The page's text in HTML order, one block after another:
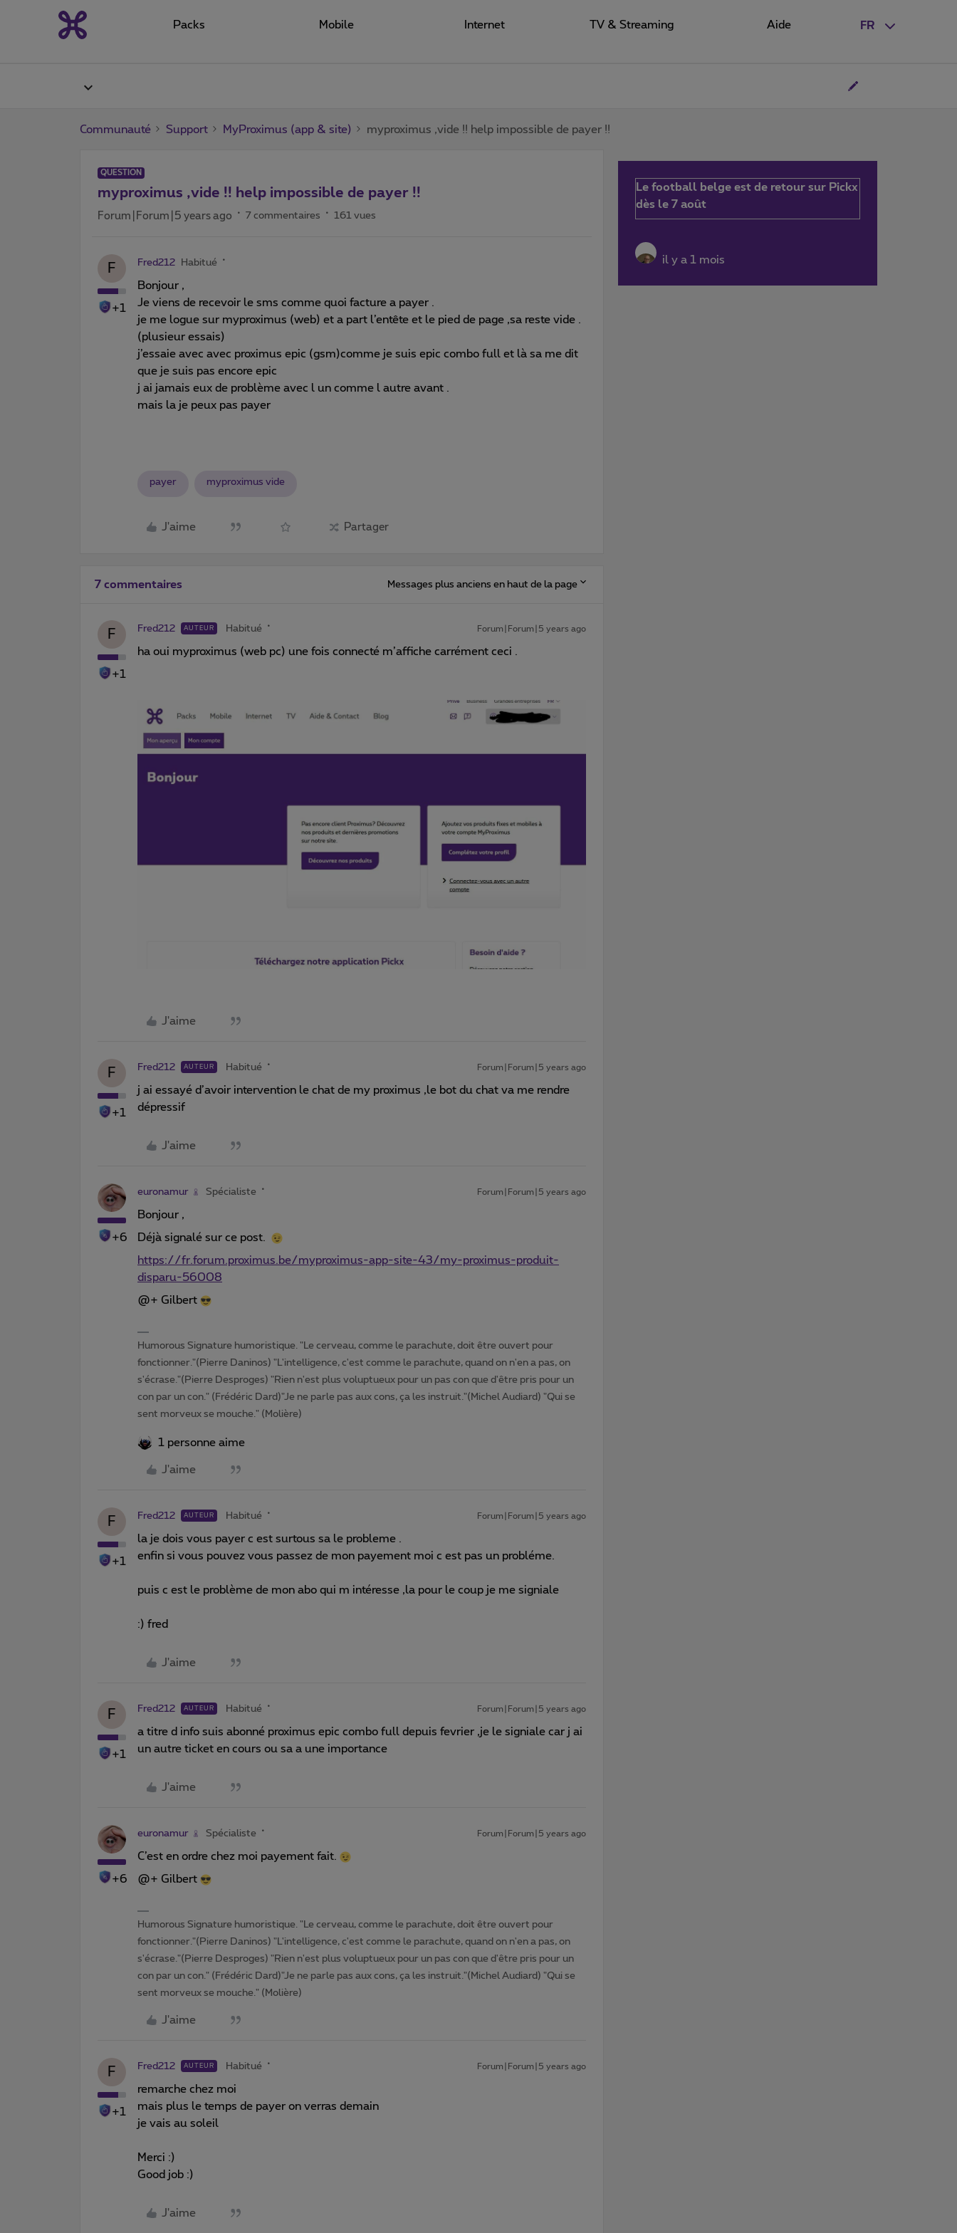
FR
Packs Mobile Internet TV & Streaming Aide
Communauté Support MyProximus (app & site) myproximus ,vide !! help impossible de payer !!
QUESTION
myproximus ,vide !! help impossible de payer !!
Forum|Forum|5 years ago 7 commentaires 161 vues
F
+1
Fred212 Habitué
Bonjour ,
Je viens de recevoir le sms comme quoi facture a payer .
je me logue sur myproximus (web) et a part l’entête et le pied de page ,sa reste vide .
(plusieur essais)
j’essaie avec avec proximus epic (gsm)comme je suis epic combo full et là sa me dit
que je suis pas encore epic
j ai jamais eux de problème avec l un comme l autre avant .
mais la je peux pas payer
payer myproximus vide
J'aime Partager
7 commentaires Messages plus anciens en haut de la page
F
+1
Fred212 AUTEUR Habitué Forum|Forum|5 years ago
ha oui myproximus (web pc) une fois connecté m’affiche carrément ceci .
J'aime
F
+1
Fred212 AUTEUR Habitué Forum|Forum|5 years ago
j ai essayé d’avoir intervention le chat de my proximus ,le bot du chat va me rendre
dépressif
J'aime
+6
euronamur Spécialiste Forum|Forum|5 years ago
Bonjour ,
Déjà signalé sur ce post.
https://fr.forum.proximus.be/myproximus-app-site-43/my-proximus-produit-
disparu-56008
@+ Gilbert
Humorous Signature humoristique. "Le cerveau, comme le parachute, doit être ouvert pour
fonctionner."(Pierre Daninos) "L'intelligence, c'est comme le parachute, quand on n'en a pas, on
s'écrase."(Pierre Desproges) "Rien n'est plus voluptueux pour un pas con que d'être pris pour un
con par un con." (Frédéric Dard)"Je ne parle pas aux cons, ça les instruit."(Michel Audiard) "Qui se
sent morveux se mouche." (Molière)
1 personne aime
J'aime
F
+1
Fred212 AUTEUR Habitué Forum|Forum|5 years ago
la je dois vous payer c est surtous sa le probleme .
enfin si vous pouvez vous passez de mon payement moi c est pas un probléme.
puis c est le problème de mon abo qui m intéresse ,la pour le coup je me signiale
:) fred
J'aime
F
+1
Fred212 AUTEUR Habitué Forum|Forum|5 years ago
a titre d info suis abonné proximus epic combo full depuis fevrier ,je le signiale car j ai
un autre ticket en cours ou sa a une importance
J'aime
+6
euronamur Spécialiste Forum|Forum|5 years ago
C’est en ordre chez moi payement fait.
@+ Gilbert
Humorous Signature humoristique. "Le cerveau, comme le parachute, doit être ouvert pour
fonctionner."(Pierre Daninos) "L'intelligence, c'est comme le parachute, quand on n'en a pas, on
s'écrase."(Pierre Desproges) "Rien n'est plus voluptueux pour un pas con que d'être pris pour un
con par un con." (Frédéric Dard)"Je ne parle pas aux cons, ça les instruit."(Michel Audiard) "Qui se
sent morveux se mouche." (Molière)
J'aime
F
+1
Fred212 AUTEUR Habitué Forum|Forum|5 years ago
remarche chez moi
mais plus le temps de payer on verras demain
je vais au soleil
Merci :)
Good job :)
J'aime
Le football belge est de retour sur Pickx
dès le 7 août
il y a 1 mois